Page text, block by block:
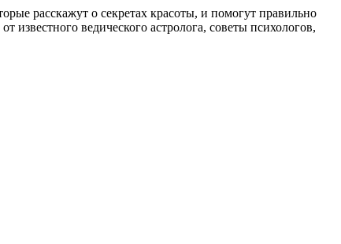
расскажут о секретах красоты, и помогут правильно
ведического астролога, советы психологов,